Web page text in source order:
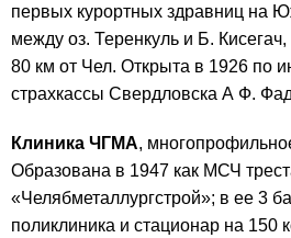
первых курортных здравниц на
между оз. Теренкуль и Б.
80 км от Чел. Открыта в 1926 по
страхкассы Свердловска А Ф.
Клиника ЧГМА,
Образована в 1947 как МСЧ
«Челябметаллургстрой»; в ее 3
поликлиника и стационар на 150